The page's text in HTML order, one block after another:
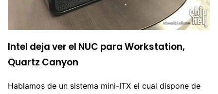
Intel deja ver el NUC para Workstation,
Quartz Canyon
Hablamos de un sistema mini-ITX el cual dispone de